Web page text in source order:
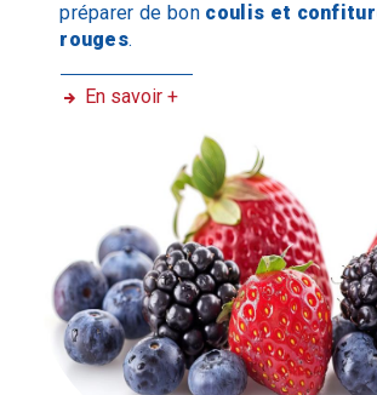
préparer de bon coulis et
rouges.
En savoir +